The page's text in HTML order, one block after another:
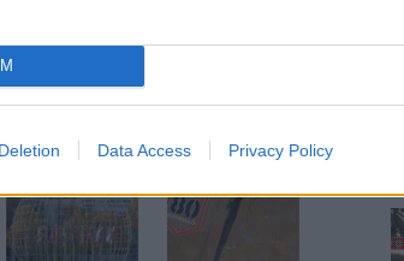
Data Access Privacy Policy